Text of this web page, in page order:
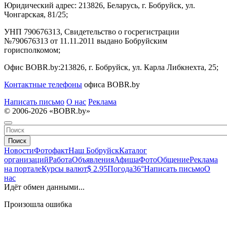
Юридический адрес: 213826, Беларусь, г. Бобруйск, ул.
Чонгарская, 81/25;
УНП 790676313, Свидетельство о госрегистрации
№790676313 от 11.11.2011 выдано Бобруйским
горисполкомом;
Офис BOBR.by:213826, г. Бобруйск, ул. Карла Либкнехта, 25;
Контактные телефоны офиса BOBR.by
Написать письмо О нас Реклама
© 2006-2026 «BOBR.by»
Поиск
НовостиФотофактНаш БобруйскКаталог
организацийРаботаОбъявленияАфишаФотоОбщениеРеклама
на порталеКурсы валют$ 2.95Погода36°Написать письмоО
нас
Идёт обмен данными...
Произошла ошибка